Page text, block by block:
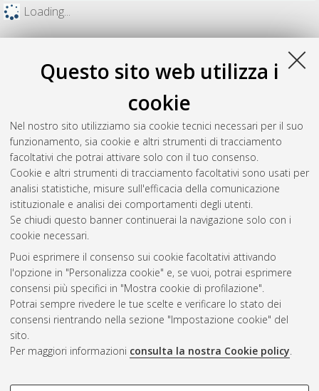
Questo sito web utilizza i
cookie
Nel nostro sito utilizziamo sia cookie tecnici necessari per il suo
funzionamento, sia cookie e altri strumenti di tracciamento
facoltativi che potrai attivare solo con il tuo consenso.
Cookie e altri strumenti di tracciamento facoltativi sono usati per
analisi statistiche, misure sull'efficacia della comunicazione
istituzionale e analisi dei comportamenti degli utenti.
Se chiudi questo banner continuerai la navigazione solo con i
cookie necessari.
Puoi esprimere il consenso sui cookie facoltativi attivando
l'opzione in "Personalizza cookie" e, se vuoi, potrai esprimere
consensi più specifici in "Mostra cookie di profilazione".
Potrai sempre rivedere le tue scelte e verificare lo stato dei
consensi rientrando nella sezione "Impostazione cookie" del
sito.
Per maggiori informazioni consulta la nostra Cookie policy.
Loading...
Gestione del documento:
Atom
Rss 1.0
Rss 2.0
AMS Laurea
Impostazioni Cookie